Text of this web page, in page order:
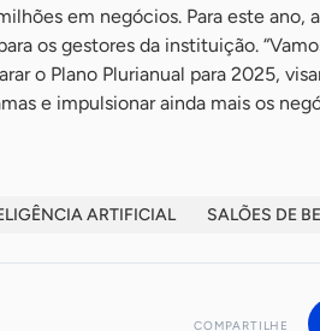
em negócios. Para este ano,
os gestores da instituição.
o Plano Plurianual para 2025,
e impulsionar ainda mais os
ARTIFICIAL SALÕES DE
COMPARTILHE